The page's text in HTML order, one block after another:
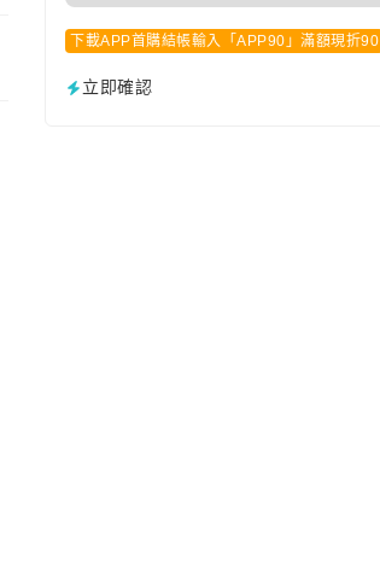
下載APP首購結帳輸入「APP90」滿額現折90
立即確認